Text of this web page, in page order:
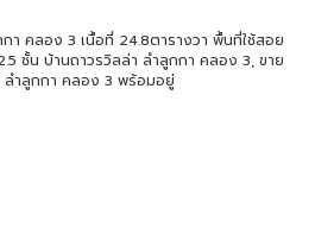
า คลอง 3 เนื้อที่ 24.8ตารางวา พื้นที่ใช้สอย
ชั้น บ้านถาวรวิลล่า ลำลูกกา คลอง 3, ขาย
ลำลูกกา คลอง 3 พร้อมอยู่